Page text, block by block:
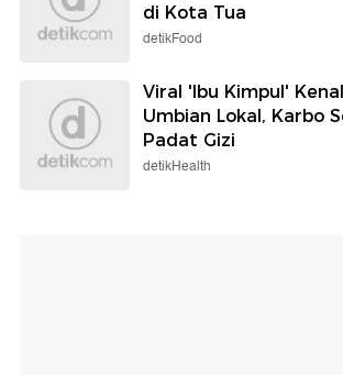
di Kota Tua
detikFood
Viral 'Ibu Kimpul'
Umbian Lokal, Karbo
Padat Gizi
detikHealth